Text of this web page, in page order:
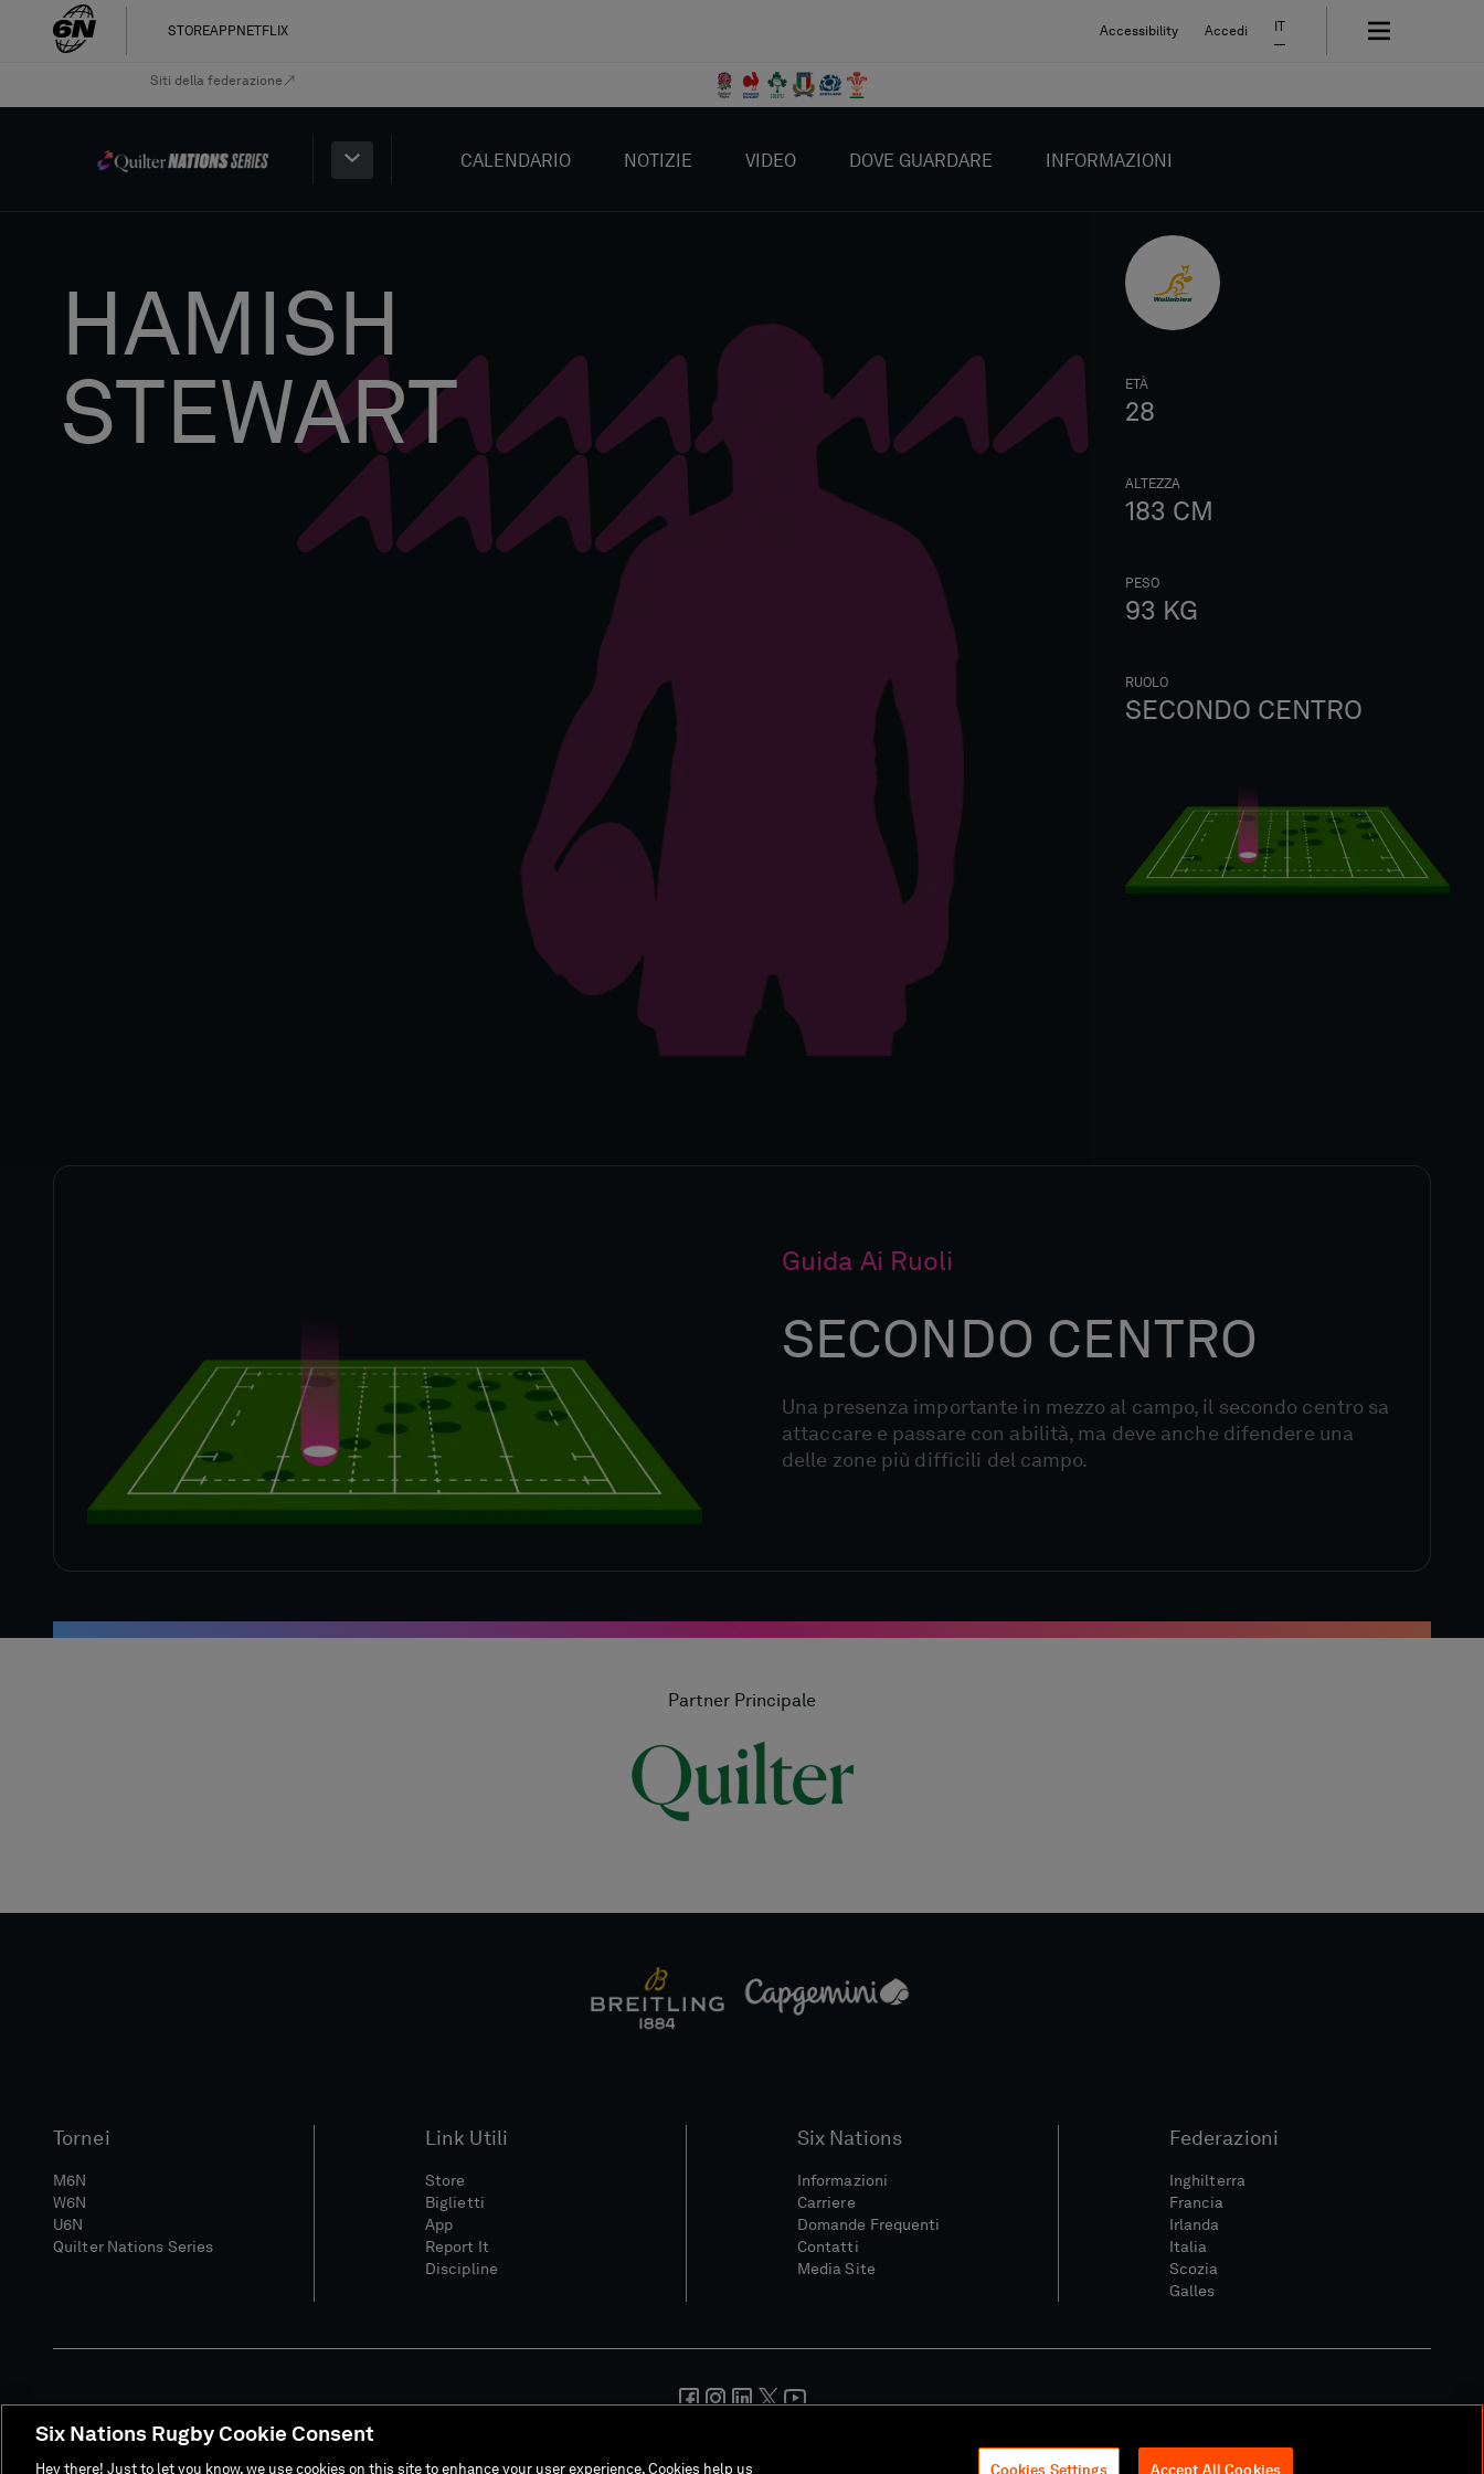
STOREAPP NETFLIX Accessibility Accedi IT
Siti della federazione
CALENDARIO NOTIZIE VIDEO DOVE GUARDARE INFORMAZIONI
HAMISH
STEWART
ETÀ
28
ALTEZZA
183 CM
PESO
93 KG
RUOLO
SECONDO CENTRO
Guida Ai Ruoli
SECONDO CENTRO
Una presenza importante in mezzo al campo, il secondo centro sa
attaccare e passare con abilità, ma deve anche difendere una
delle zone più difficili del campo.
Partner Principale
Tornei
M6N
W6N
U6N
Quilter Nations Series
Link Utili
Store
Biglietti
App
Report It
Discipline
Six Nations
Informazioni
Carriere
Domande Frequenti
Contatti
Media Site
Federazioni
Inghilterra
Francia
Irlanda
Italia
Scozia
Galles
Politica Sociale E Digitale
Six Nations Rugby Cookie Consent
Hey there! Just to let you know, we use cookies on this site to enhance your user experience. Cookies help us Cookies Settings Accept All Cookies